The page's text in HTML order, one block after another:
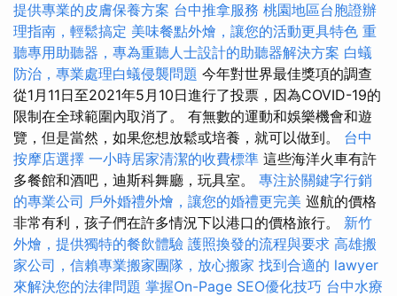
提供專業的皮膚保養方案 台中推拿服務 桃園地區台胞證辦
理指南，輕鬆搞定 美味餐點外燴，讓您的活動更具特色 重
聽專用助聽器，專為重聽人士設計的助聽器解決方案 白蟻
防治，專業處理白蟻侵襲問題 今年對世界最佳獎項的調查
從1月11日至2021年5月10日進行了投票，因為COVID-19的
限制在全球範圍內取消了。 有無數的運動和娛樂機會和遊
覽，但是當然，如​​果您想放鬆或培養，就可以做到。 台中
按摩店選擇 一小時居家清潔的收費標準 這些海洋火車有許
多餐館和酒吧，迪斯科舞廳，玩具室。 專注於關鍵字行銷
的專業公司 戶外婚禮外燴，讓您的婚禮更完美 巡航的價格
非常有利，孩子們在許多情況下以港口的價格旅行。 新竹
外燴，提供獨特的餐飲體驗 護照換發的流程與要求 高雄搬
家公司，信賴專業搬家團隊，放心搬家 找到合適的 lawyer
來解決您的法律問題 掌握On-Page SEO優化技巧 台中水療